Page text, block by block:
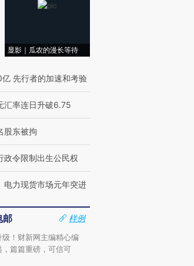
显影｜瓜农的漫长等待
先行者的加速和考验
汇率连日升破6.75
股东被拘
政令限制出生公民权
电力现货市场元年突进
邮
样例
！财新网主编精心编
篇篇重磅，可信可